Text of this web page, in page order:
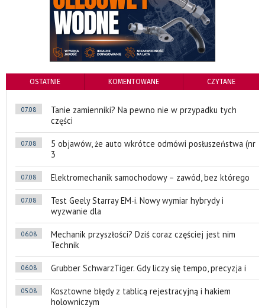
OSTATNIE KOMENTOWANE CZYTANE
07.08
Tanie zamienniki? Na pewno nie w przypadku tych
części
07.08
5 objawów, że auto wkrótce odmówi posłuszeństwa (nr
3
07.08 Elektromechanik samochodowy – zawód, bez którego
07.08
Test Geely Starray EM-i. Nowy wymiar hybrydy i
wyzwanie dla
06.08
Mechanik przyszłości? Dziś coraz częściej jest nim
Technik
06.08 Grubber SchwarzTiger. Gdy liczy się tempo, precyzja i
05.08
Kosztowne błędy z tablicą rejestracyjną i hakiem
holowniczym